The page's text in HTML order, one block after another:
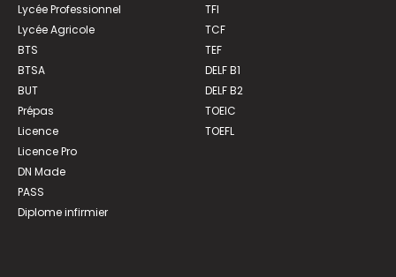
Lycée Professionnel
Lycée Agricole
BTS
BTSA
BUT
Prépas
Licence
Licence Pro
DN Made
PASS
Diplome infirmier
TFI
TCF
TEF
DELF B1
DELF B2
TOEIC
TOEFL